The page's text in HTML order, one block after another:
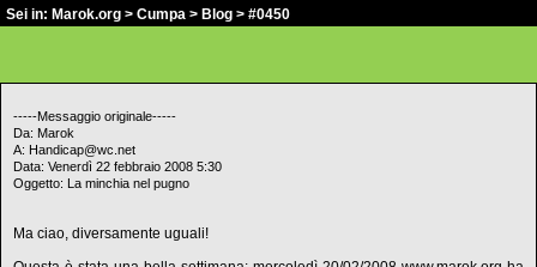
Sei in: Marok.org > Cumpa > Blog > #0450
-----Messaggio originale-----
Da: Marok
A: Handicap@wc.net
Data: Venerdì 22 febbraio 2008 5:30
Oggetto: La minchia nel pugno
Ma ciao, diversamente uguali!